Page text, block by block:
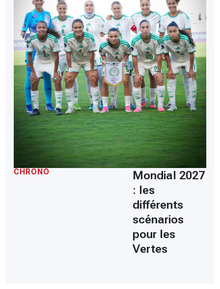
CHRONO
Mondial 2027
: les
différents
scénarios
pour les
Vertes